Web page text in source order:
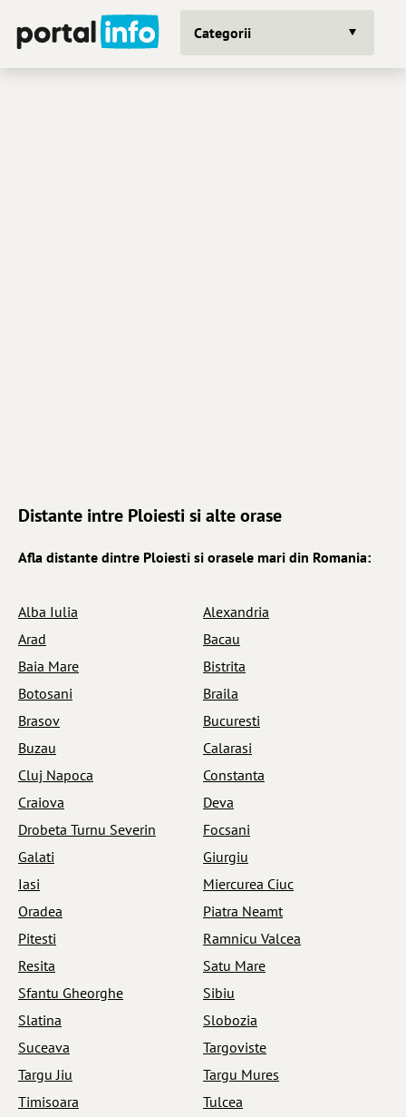
Categorii
Distante intre Ploiesti si alte orase
Afla distante dintre Ploiesti si orasele mari din Romania:
Alba Iulia
Alexandria
Arad
Bacau
Baia Mare
Bistrita
Botosani
Braila
Brasov
Bucuresti
Buzau
Calarasi
Cluj Napoca
Constanta
Craiova
Deva
Drobeta Turnu Severin
Focsani
Galati
Giurgiu
Iasi
Miercurea Ciuc
Oradea
Piatra Neamt
Pitesti
Ramnicu Valcea
Resita
Satu Mare
Sfantu Gheorghe
Sibiu
Slatina
Slobozia
Suceava
Targoviste
Targu Jiu
Targu Mures
Timisoara
Tulcea